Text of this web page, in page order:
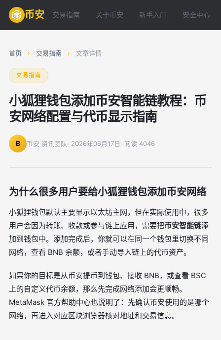
币安 交易指南 关于币安 新手入门 安全中心
首页 › 交易指南 › 文章详情
交易指南
小狐狸钱包添加币安智能链教程：币
安网络配置与代币显示指南
B 币安 资讯团队· 2026年06月17日· 阅读 4046
为什么很多用户要给小狐狸钱包添加币安网络
小狐狸钱包默认主要显示以太坊主网，但在实际使用中，很多
用户会因为转账、收款或参与链上应用，需要把币安智能链添
加到钱包中。添加完成后，你就可以在同一个钱包里切换不同
网络，查看 BNB 余额，或者手动导入链上的代币资产。
如果你的目标是从币安提币到钱包、接收 BNB，或查看 BSC
上的自定义代币余额，那么先完成网络添加会更顺畅。
MetaMask 官方帮助中心也说明了：先确认币安使用的是哪个
网络，再进入对应区块浏览器核对地址和交易信息。